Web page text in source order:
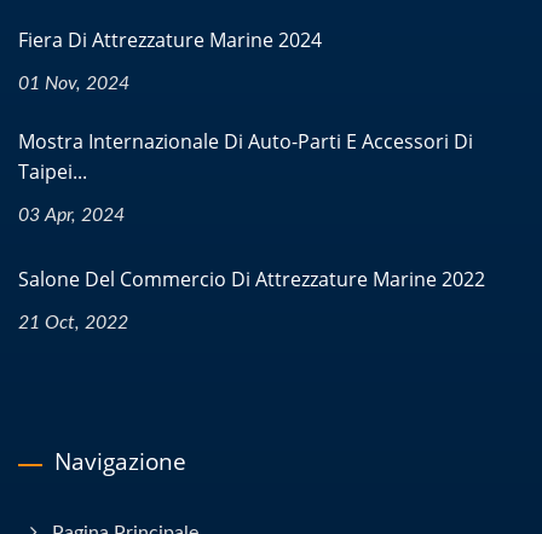
Fiera Di Attrezzature Marine 2024
01 Nov, 2024
Mostra Internazionale Di Auto-Parti E Accessori Di
Taipei...
03 Apr, 2024
Salone Del Commercio Di Attrezzature Marine 2022
21 Oct, 2022
Navigazione